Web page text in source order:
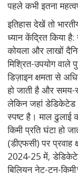
पहले कभी इतना
इतिहास देखें तो
ध्यान केंद्रित किया
कोयला और लाखों
मिश्रित-उपयोग वाले
डिज़ाइन क्षमता से
हो जाती है और समय-
लेकिन जहां डेडिकेटेड
स्पष्ट है। माल ढुलाई
किमी प्रति घंटा हो
(डीएफसी) पर प्रवाह
2024-25 में,
बिलियन नेट-टन-